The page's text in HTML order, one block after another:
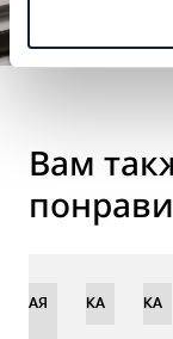
Вам
НОВИНКАНОВИНКА